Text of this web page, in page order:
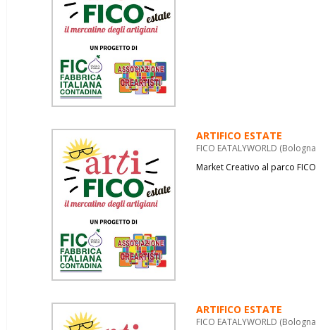
ARTIFICO ESTATE
FICO EATALYWORLD
Market Creativo al parco FICO
ARTIFICO ESTATE
FICO EATALYWORLD